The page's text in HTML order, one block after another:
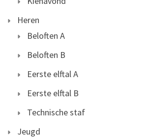
Heren
Beloften A
Beloften B
Eerste elftal A
Eerste elftal B
Technische staf
Jeugd